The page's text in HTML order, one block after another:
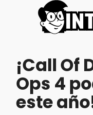
¡Call Of
Ops 4
este